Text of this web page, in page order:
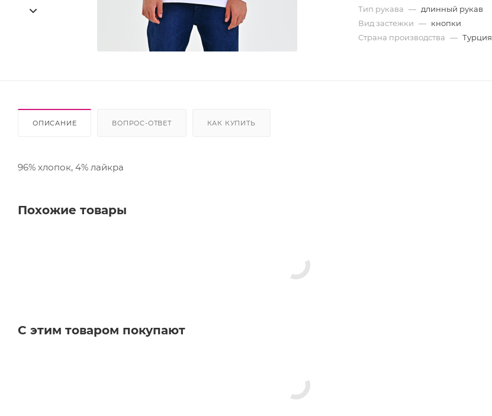
Тип рукава — длинный рукав
Вид застежки — кнопки
Страна производства — Турция
ОПИСАНИЕ ВОПРОС-ОТВЕТ КАК КУПИТЬ
96% хлопок, 4% лайкра
Похожие товары
С этим товаром покупают